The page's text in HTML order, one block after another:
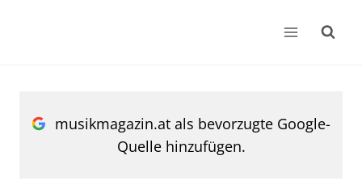
musikmagazin.at als bevorzugte Google-
Quelle hinzufügen.